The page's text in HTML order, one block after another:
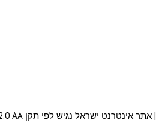
| אתר אינטרנט ישראל נגיש לפי תקן WCAG 2.0 AA